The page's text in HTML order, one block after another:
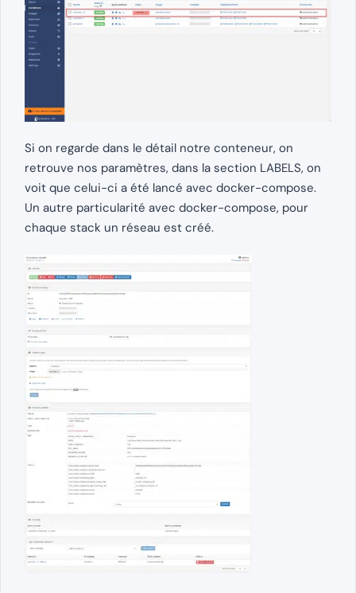
Si on regarde dans le détail notre conteneur, on
retrouve nos paramètres, dans la section LABELS, on
voit que celui-ci a été lancé avec docker-compose.
Un autre particularité avec docker-compose, pour
chaque stack un réseau est créé.